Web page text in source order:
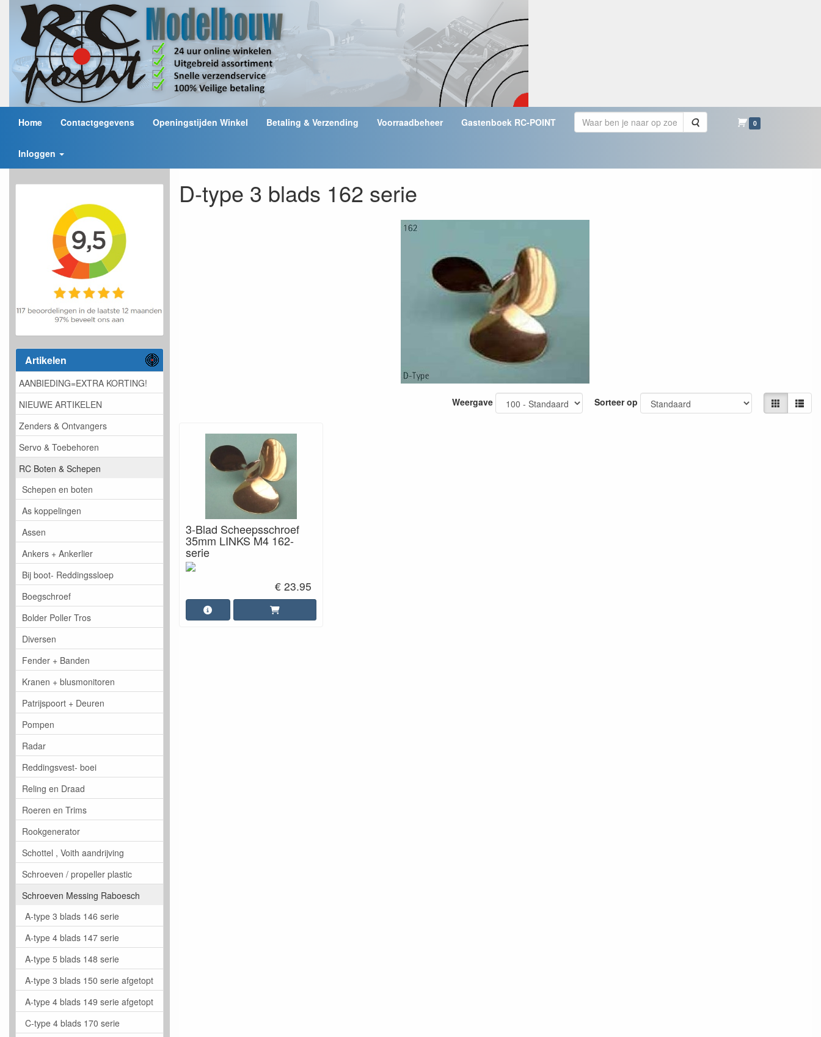
Home Contactgegevens Openingstijden Winkel Betaling & Verzending Voorraadbeheer Gastenboek RC-POINT Zoeken 0
Inloggen
Artikelen
AANBIEDING=EXTRA KORTING!
NIEUWE ARTIKELEN
Zenders & Ontvangers
Servo & Toebehoren
RC Boten & Schepen
Schepen en boten
As koppelingen
Assen
Ankers + Ankerlier
Bij boot- Reddingssloep
Boegschroef
Bolder Poller Tros
Diversen
Fender + Banden
Kranen + blusmonitoren
Patrijspoort + Deuren
Pompen
Radar
Reddingsvest- boei
Reling en Draad
Roeren en Trims
Rookgenerator
Schottel , Voith aandrijving
Schroeven / propeller plastic
Schroeven Messing Raboesch
A-type 3 blads 146 serie
A-type 4 blads 147 serie
A-type 5 blads 148 serie
A-type 3 blads 150 serie afgetopt
A-type 4 blads 149 serie afgetopt
C-type 4 blads 170 serie
D-type 3 blads 162 serie
Weergave Sorteer op
3-Blad Scheepsschroef
35mm LINKS M4 162-
serie
€ 23.95